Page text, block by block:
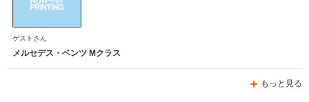
ゲストさん
メルセデス・ベンツ Mクラス
もっと見る